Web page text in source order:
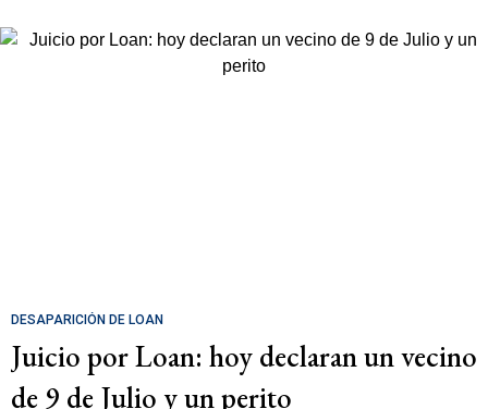
DESAPARICIÓN DE LOAN
Juicio por Loan: hoy declaran un vecino
de 9 de Julio y un perito